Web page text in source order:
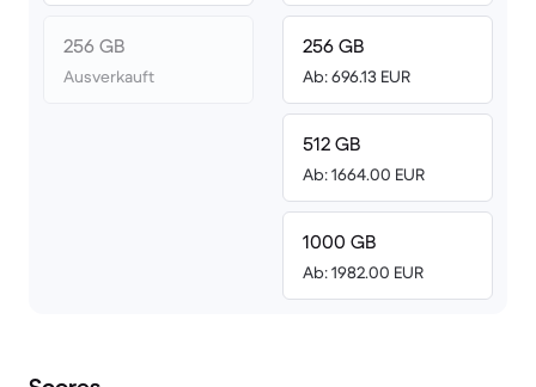
256 GB
Ausverkauft
256 GB
Ab: 696.13 EUR
512 GB
Ab: 1664.00 EUR
1000 GB
Ab: 1982.00 EUR